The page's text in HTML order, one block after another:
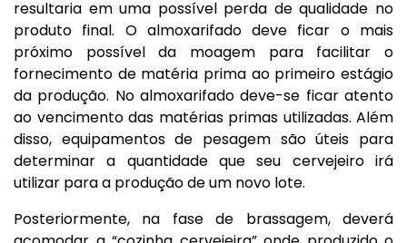
resultaria em uma possível perda de qualidade no
produto final. O almoxarifado deve ficar o mais
próximo possível da moagem para facilitar o
fornecimento de matéria prima ao primeiro estágio
da produção. No almoxarifado deve-se ficar atento
ao vencimento das matérias primas utilizadas. Além
disso, equipamentos de pesagem são úteis para
determinar a quantidade que seu cervejeiro irá
utilizar para a produção de um novo lote.
Posteriormente, na fase de brassagem, deverá